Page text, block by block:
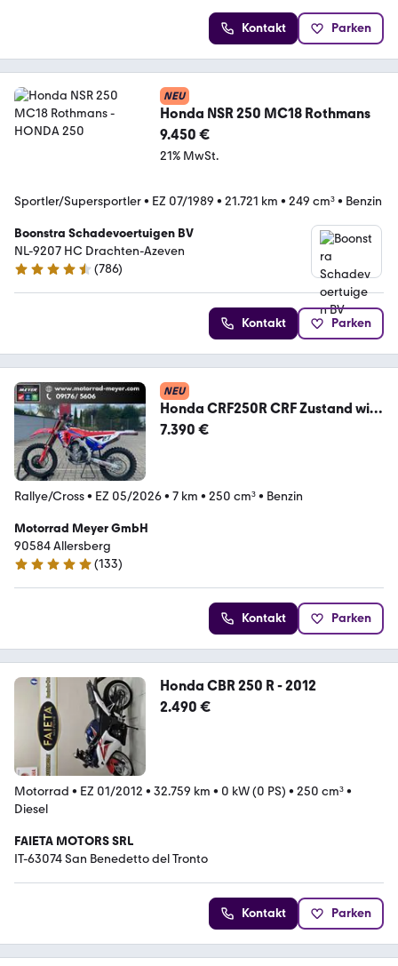
Kontakt Parken
NEU
Honda NSR 250 MC18 Rothmans
9.450 €
21% MwSt.
Sportler/Supersportler• EZ 07/1989 • 21.721 km • 249 cm³• Benzin
Boonstra Schadevoertuigen BV
NL-9207 HC Drachten-Azeven
4.4 Sterne
(786)
Kontakt Parken
NEU
Honda CRF250R CRF Zustand wie
NEU, nur 7,5 Betriebsst
7.390 €
Rallye/Cross• EZ 05/2026• 7 km • 250 cm³• Benzin
Motorrad Meyer GmbH
90584 Allersberg
4.9 Sterne
(133)
Kontakt Parken
Honda CBR 250 R - 2012
2.490 €
Motorrad • EZ 01/2012 • 32.759 km • 0 kW (0 PS) • 250 cm³•
Diesel
FAIETA MOTORS SRL
IT-63074 San Benedetto del Tronto
Kontakt Parken